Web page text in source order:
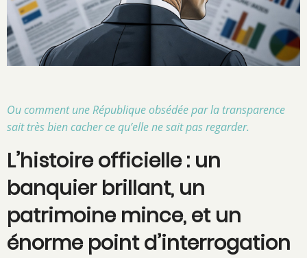
Ou comment une République obsédée par la transparence
sait très bien cacher ce qu’elle ne sait pas regarder.
L’histoire officielle : un
banquier brillant, un
patrimoine mince, et un
énorme point d’interrogation